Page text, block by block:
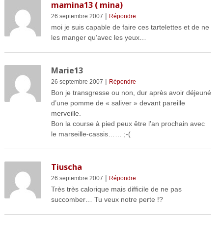
mamina13 ( mina)
26 septembre 2007 | Répondre
moi je suis capable de faire ces tartelettes et de ne
les manger qu’avec les yeux…
Marie13
26 septembre 2007 | Répondre
Bon je transgresse ou non, dur après avoir déjeuné
d’une pomme de « saliver » devant pareille
merveille.
Bon la course à pied peux être l’an prochain avec
le marseille-cassis…… ;-(
Tiuscha
26 septembre 2007 | Répondre
Très très calorique mais difficile de ne pas
succomber… Tu veux notre perte !?